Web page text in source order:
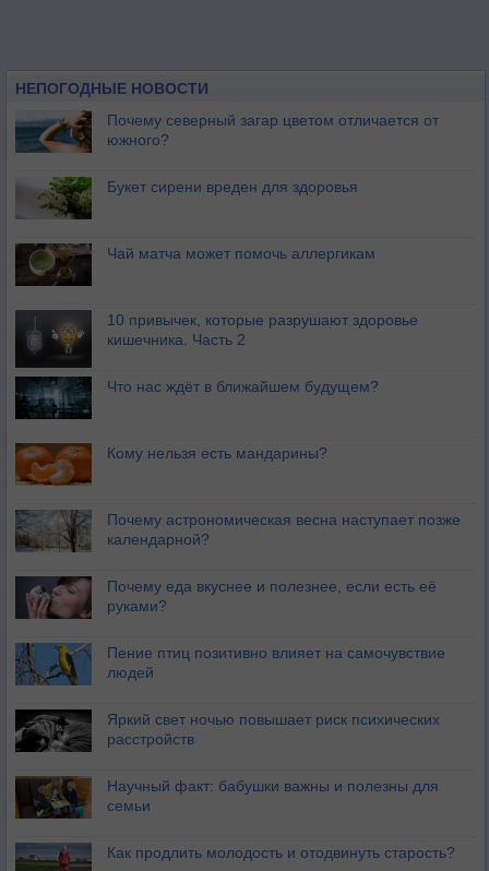
НЕПОГОДНЫЕ НОВОСТИ
Почему северный загар цветом отличается от
южного?
Букет сирени вреден для здоровья
Чай матча может помочь аллергикам
10 привычек, которые разрушают здоровье
кишечника. Часть 2
Что нас ждёт в ближайшем будущем?
Кому нельзя есть мандарины?
Почему астрономическая весна наступает позже
календарной?
Почему еда вкуснее и полезнее, если есть её
руками?
Пение птиц позитивно влияет на самочувствие
людей
Яркий свет ночью повышает риск психических
расстройств
Научный факт: бабушки важны и полезны для
семьи
Как продлить молодость и отодвинуть старость?